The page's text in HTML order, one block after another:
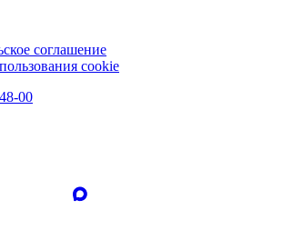
соглашение
cookie
00